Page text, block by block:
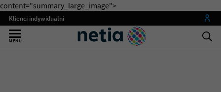
content="summary_large_image">
Klienci indywidualni
Małe firmy
MENU